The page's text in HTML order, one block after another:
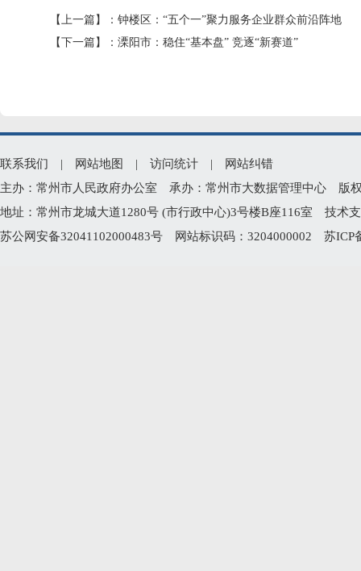
【上一篇】： 钟楼区：“五个一”聚力服务企业群众前沿阵地
【下一篇】： 溧阳市：稳住“基本盘” 竞逐“新赛道”
联系我们 | 网站地图 | 访问统计 |
网站纠错
主办：常州市人民政府办公室 承办：常州市大数据管理中心 版
地址：常州市龙城大道1280号 (市行政中心)3号楼B座116室 技术
苏公网安备32041102000483号 网站标识码：3204000002 苏ICP